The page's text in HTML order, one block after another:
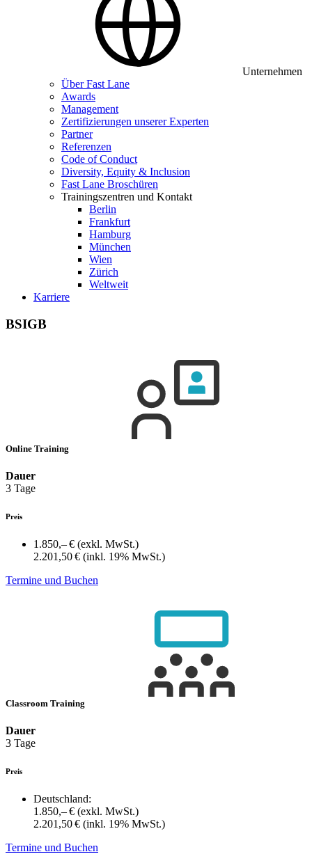
Unternehmen
Über Fast Lane
Awards
Management
Zertifizierungen unserer Experten
Partner
Referenzen
Code of Conduct
Diversity, Equity & Inclusion
Fast Lane Broschüren
Trainingszentren und Kontakt
Berlin
Frankfurt
Hamburg
München
Wien
Zürich
Weltweit
Karriere
BSIGB
Online Training
Dauer
3 Tage
Preis
1.850,– € (exkl. MwSt.)
2.201,50 € (inkl. 19% MwSt.)
Termine und Buchen
Classroom Training
Dauer
3 Tage
Preis
Deutschland:
1.850,– € (exkl. MwSt.)
2.201,50 € (inkl. 19% MwSt.)
Termine und Buchen